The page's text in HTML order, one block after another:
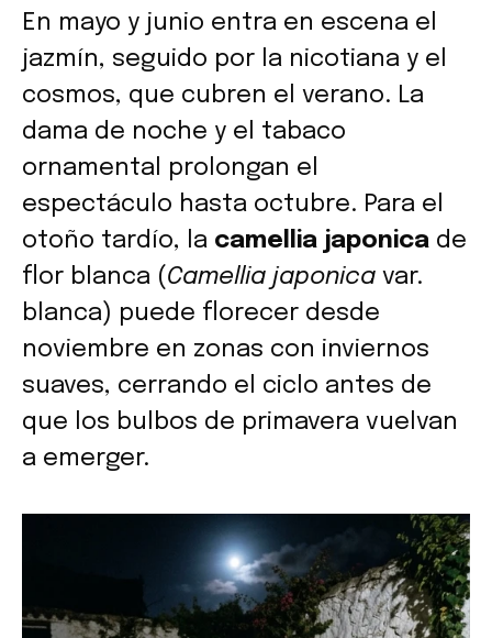
En mayo y junio entra en escena el
jazmín, seguido por la nicotiana y el
cosmos, que cubren el verano. La
dama de noche y el tabaco
ornamental prolongan el
espectáculo hasta octubre. Para el
otoño tardío, la camellia japonica de
flor blanca (Camellia japonica var.
blanca) puede florecer desde
noviembre en zonas con inviernos
suaves, cerrando el ciclo antes de
que los bulbos de primavera vuelvan
a emerger.